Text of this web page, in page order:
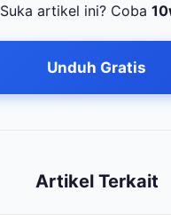
Suka artikel ini? Coba
Unduh Gratis
Artikel Terkait